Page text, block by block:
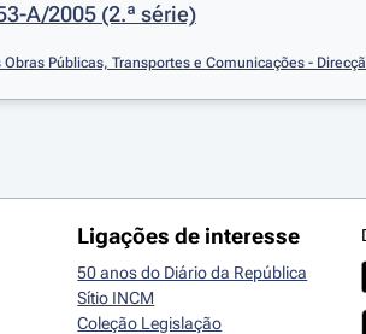
A/2005 (2.ª série)
Públicas, Transportes e Comunicações -
Ligações de interesse
50 anos do Diário da República
Sítio INCM
Coleção Legislação